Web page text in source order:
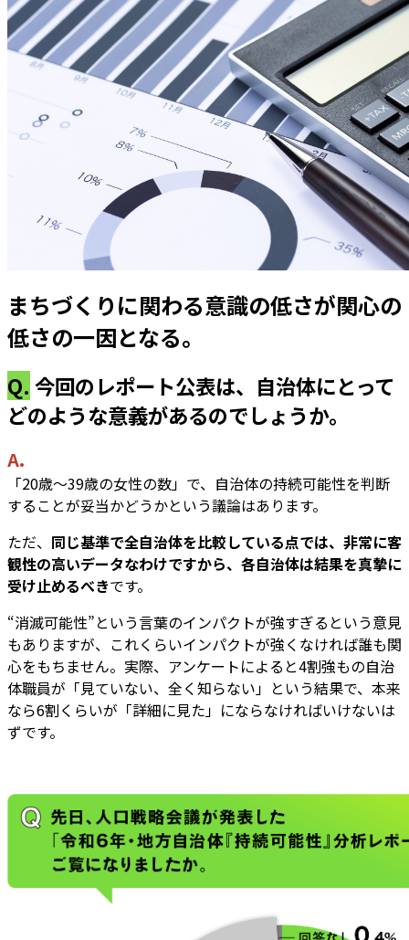
まちづくりに関わる意識の低さが関心の
低さの一因となる。
Q. 今回のレポート公表は、自治体にとって
どのような意義があるのでしょうか。
A.
「20歳～39歳の女性の数」で、自治体の持続可能性を判断
することが妥当かどうかという議論はあります。
ただ、 同じ基準で全自治体を比較している点では、非常に客
観性の高いデータなわけですから、各自治体は結果を真摯に
受け止めるべきです。
“消滅可能性”という言葉のインパクトが強すぎるという意見
もありますが、これくらいインパクトが強くなければ誰も関
心をもちません。実際、アンケートによると4割強もの自治
体職員が「見ていない、全く知らない」という結果で、本来
なら6割くらいが「詳細に見た」にならなければいけないは
ずです。